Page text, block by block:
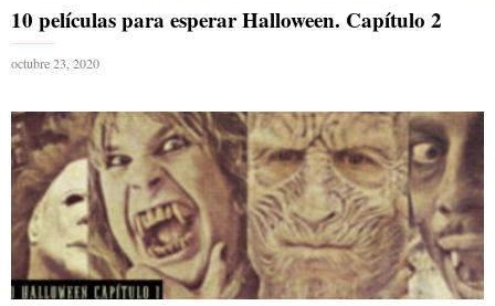
10 películas para esperar Halloween. Capítulo 2
octubre 23, 2020